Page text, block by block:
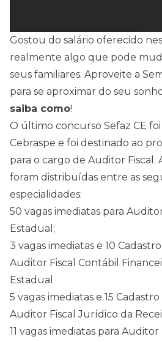
Gostou do salário oferecido
realmente algo que pode
seus familiares. Aproveite a
para se aproximar do seu
saiba como!
O último concurso Sefaz CE
Cebraspe e foi destinado ao
para o cargo de Auditor Fiscal.
foram distribuídas entre as
especialidades:
50 vagas imediatas para
Estadual;
3 vagas imediatas e 10
Auditor Fiscal Contábil
Estadual
5 vagas imediatas e 15
Auditor Fiscal Jurídico da
11 vagas imediatas para